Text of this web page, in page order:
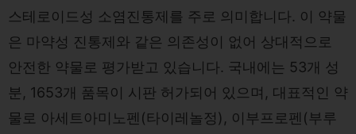
스테로이드성 소염진통제를 주로 의미합니다. 이 약물
은 마약성 진통제와 같은 의존성이 없어 상대적으로
안전한 약물로 평가받고 있습니다. 국내에는 53개 성
분, 1653개 품목이 시판 허가되어 있으며, 대표적인 약
물로 아세트아미노펜(타이레놀정), 이부프로펜(부루